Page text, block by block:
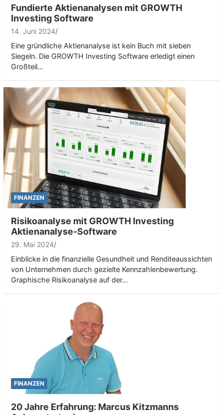
Fundierte Aktienanalysen mit GROWTH
Investing Software
14. Juni 2024
Eine gründliche Aktienanalyse ist kein Buch mit sieben
Siegeln. Die GROWTH Investing Software erledigt einen
Großteil…
FINANZEN
Risikoanalyse mit GROWTH Investing
Aktienanalyse-Software
29. Mai 2024
Einblicke in die finanzielle Gesundheit und Renditeaussichten
von Unternehmen durch gezielte Kennzahlenbewertung.
Graphische Risikoanalyse auf der…
FINANZEN
20 Jahre Erfahrung: Marcus Kitzmanns